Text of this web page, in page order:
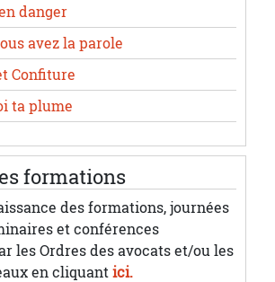
danger
avez la parole
Confiture
ta plume
formations
des formations, journées
et conférences
les Ordres des avocats et/ou les
en cliquantici.